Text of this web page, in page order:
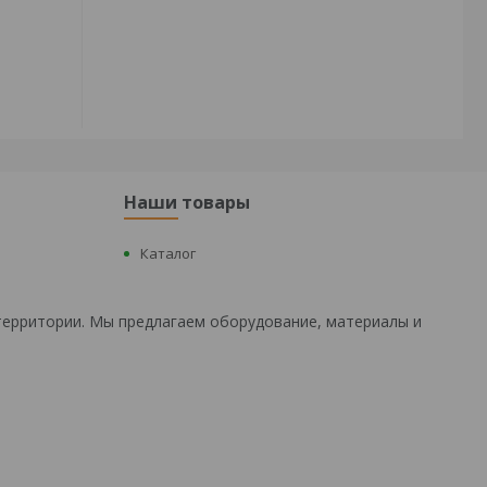
Наши товары
Каталог
Мы предлагаем оборудование, материалы и